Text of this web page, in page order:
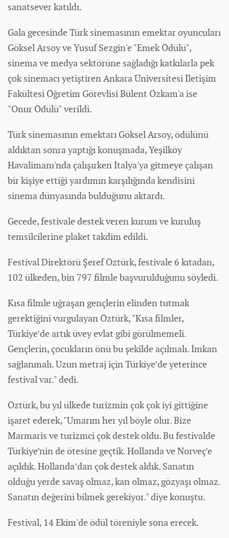
sanatsever katıldı.
Gala gecesinde Türk sinemasının emektar oyuncuları
Göksel Arsoy ve Yusuf Sezgin'e "Emek Ödülü",
sinema ve medya sektörüne sağladığı katkılarla pek
çok sinemacı yetiştiren Ankara Üniversitesi İletişim
Fakültesi Öğretim Görevlisi Bülent Özkam'a ise
"Onur Ödülü" verildi.
Türk sinemasının emektarı Göksel Arsoy, ödülünü
aldıktan sonra yaptığı konuşmada, Yeşilköy
Havalimanı'nda çalışırken İtalya'ya gitmeye çalışan
bir kişiye ettiği yardımın karşılığında kendisini
sinemadünyasında bulduğunu aktardı.
Gecede, festivale destek veren kurum ve kuruluş
temsilcilerine plaket takdim edildi.
Festival Direktörü Şeref Öztürk, festivale 6 kıtadan,
102 ülkeden, bin 797 filmle başvurulduğunu söyledi.
Kısa filmle uğraşan gençlerin elinden tutmak
gerektiğini vurgulayan Öztürk, "Kısa filmler,
Türkiye’de artık üvey evlat gibi görülmemeli.
Gençlerin, çocukların önü bu şekilde açılmalı. İmkan
sağlanmalı. Uzun metraj için Türkiye’de yeterince
festival var." dedi.
Öztürk, bu yıl ülkede turizmin çok çok iyi gittiğine
işaret ederek, "Umarım her yıl böyle olur. Bize
Marmaris ve turizmci çok destek oldu. Bu festivalde
Türkiye’nin de ötesine geçtik. Hollanda ve Norveç’e
açıldık. Hollanda’dan çok destek aldık. Sanatın
olduğu yerde savaş olmaz, kan olmaz, gözyaşı olmaz.
Sanatın değerini bilmek gerekiyor." diye konuştu.
Festival, 14 Ekim'de ödül töreniyle sona erecek.